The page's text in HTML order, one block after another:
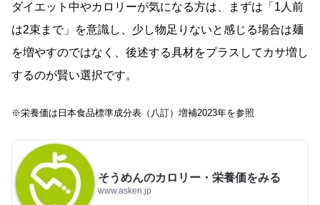
ダイエット中やカロリーが気になる方は、まずは「1人前
は2束まで」を意識し、少し物足りないと感じる場合は麺
を増やすのではなく、後述する具材をプラスしてカサ増し
するのが賢い選択です。
※栄養価は日本食品標準成分表（八訂）増補2023年を参照
そうめんのカロリー・栄養価をみる
www.asken.jp